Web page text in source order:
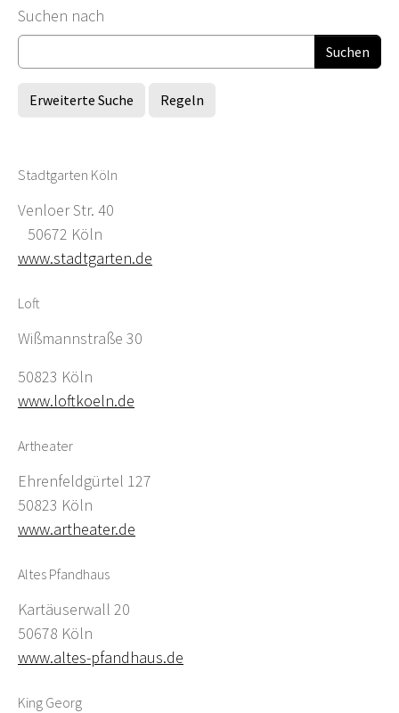
Suchformular
Suchen nach
Erweiterte Suche Regeln
Stadtgarten Köln
Venloer Str. 40
50672 Köln
www.stadtgarten.de
Loft
Wißmannstraße 30
50823 Köln
www.loftkoeln.de
Artheater
Ehrenfeldgürtel 127
50823 Köln
www.artheater.de
Altes Pfandhaus
Kartäuserwall 20
50678 Köln
www.altes-pfandhaus.de
King Georg